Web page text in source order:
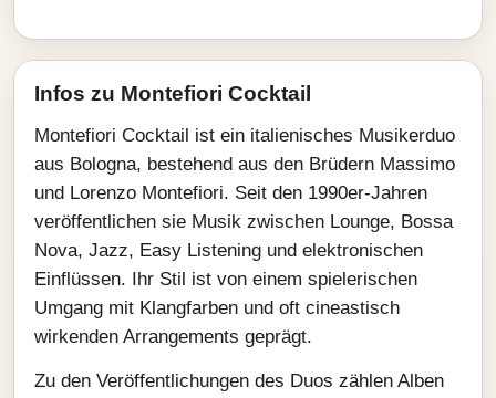
Infos zu Montefiori Cocktail
Montefiori Cocktail ist ein italienisches Musikerduo
aus Bologna, bestehend aus den Brüdern Massimo
und Lorenzo Montefiori. Seit den 1990er-Jahren
veröffentlichen sie Musik zwischen Lounge, Bossa
Nova, Jazz, Easy Listening und elektronischen
Einflüssen. Ihr Stil ist von einem spielerischen
Umgang mit Klangfarben und oft cineastisch
wirkenden Arrangements geprägt.
Zu den Veröffentlichungen des Duos zählen Alben